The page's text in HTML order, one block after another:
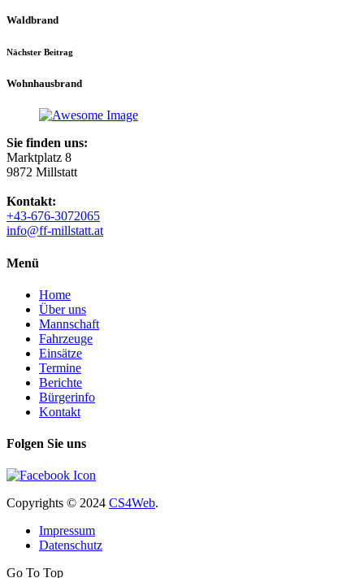
Waldbrand
Nächster Beitrag
Wohnhausbrand
Sie finden uns:
Marktplatz 8
9872 Millstatt
Kontakt:
+43-676-3072065
info@ff-millstatt.at
Menü
Home
Über uns
Mannschaft
Fahrzeuge
Einsätze
Termine
Berichte
Bürgerinfo
Kontakt
Folgen Sie uns
Copyrights © 2024 CS4Web.
Impressum
Datenschutz
Go To Top